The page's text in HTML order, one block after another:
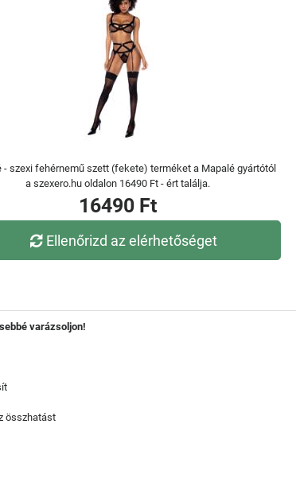
- szexi fehérnemű szett (fekete) terméket a Mapalé gyártótól
a szexero.hu oldalon 16490 Ft - ért találja.
16490 Ft
Ellenőrizd az elérhetőséget
varázsoljon!
összhatást